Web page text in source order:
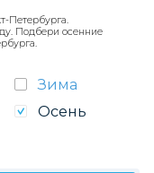
Петербурга.
Подбери осенние
Зима
Осень